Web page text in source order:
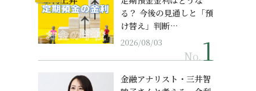
る？ 今後の見通しと「預
け替え」判断…
2026/08/03
No.
金融アナリスト・三井智